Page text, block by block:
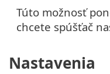
Túto možnosť
chcete spúšťač
Nastavenia